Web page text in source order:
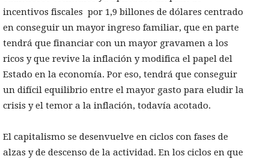
incentivos fiscales por 1,9 billones de dólares centrado
en conseguir un mayor ingreso familiar, que en parte
tendrá que financiar con un mayor gravamen a los
ricos y que revive la inflación y modifica el papel del
Estado en la economía. Por eso, tendrá que conseguir
un difícil equilibrio entre el mayor gasto para eludir la
crisis y el temor a la inflación, todavía acotado.
El capitalismo se desenvuelve en ciclos con fases de
alzas y de descenso de la actividad. En los ciclos en que